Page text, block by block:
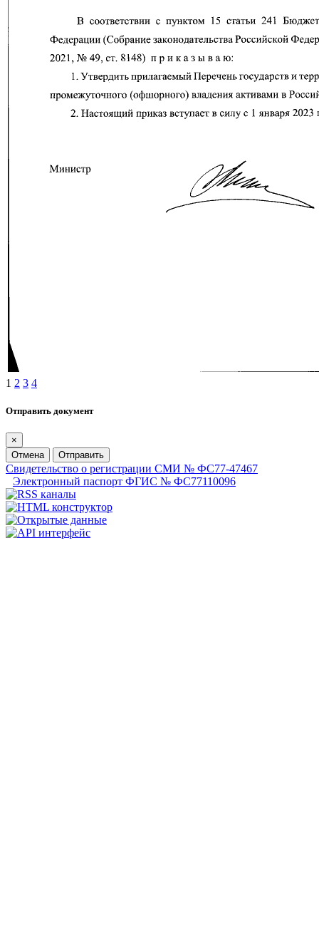
1 2 3 4
Отправить документ
×
Отмена
Отправить
Свидетельство о регистрации СМИ № ФС77-47467
Электронный паспорт ФГИС № ФС77110096